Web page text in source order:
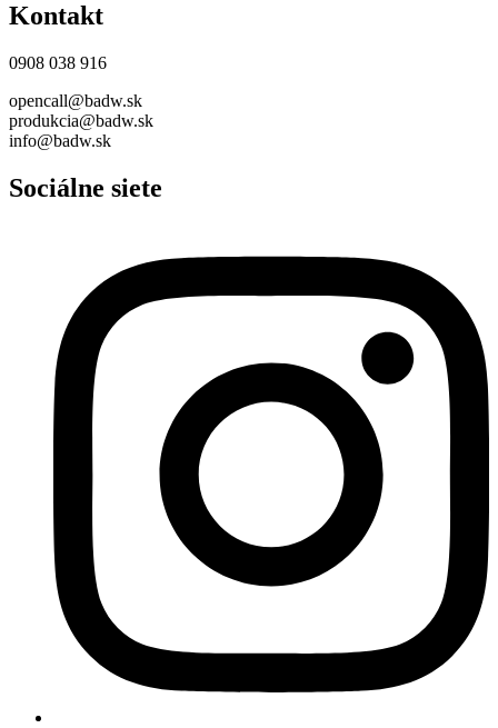
Kontakt
0908 038 916
opencall@badw.sk
produkcia@badw.sk
info@badw.sk
Sociálne siete